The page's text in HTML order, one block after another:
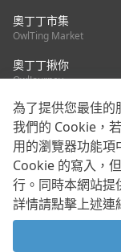
奧丁丁市集
OwlTing Market
奧丁丁揪你
OwlJourney
聯絡我們
客服信箱：
服務信箱 / 廣告洽詢
媒體合作 / 新聞稿提
本平台之內容符合第
為了提供您最佳的
我們的 Cookie，
用的瀏覽器功能
Cookie 的寫入，
行。同時本網站提
詳情請點擊上述連